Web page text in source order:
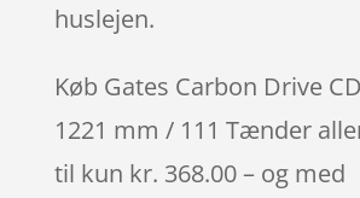
huslejen.
Køb Gates Carbon Drive
1221 mm / 111 Tænder
til kun kr. 368.00 – og med